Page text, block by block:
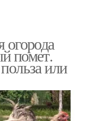
огорода
помет.
или